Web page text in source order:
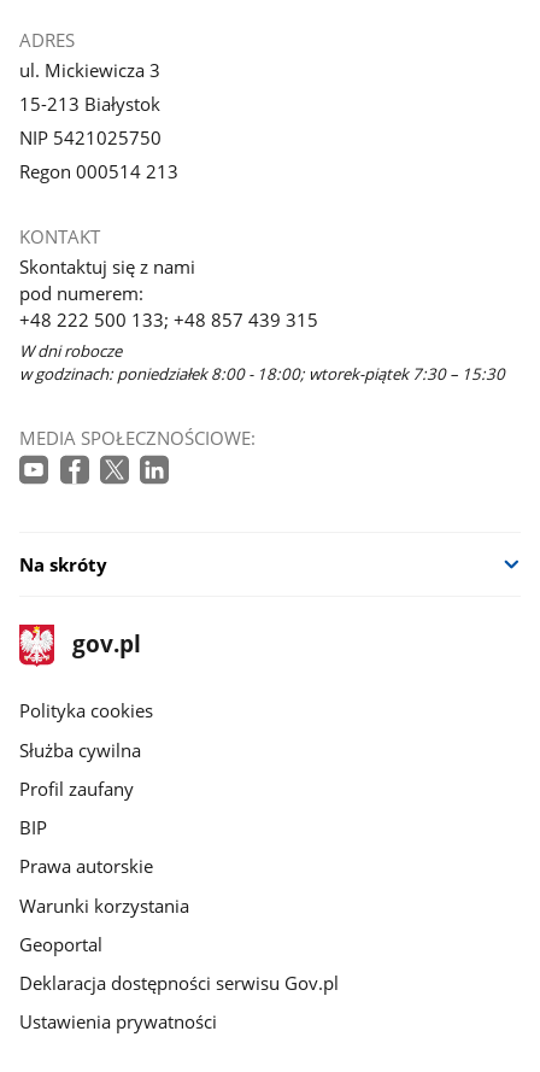
ADRES
ul. Mickiewicza 3
15-213 Białystok
NIP 5421025750
Regon 000514 213
KONTAKT
Skontaktuj się z nami
pod numerem:
+48 222 500 133; +48 857 439 315
W dni robocze
w godzinach: poniedziałek 8:00 - 18:00; wtorek-piątek 7:30 – 15:30
MEDIA SPOŁECZNOŚCIOWE:
Na skróty
stopka
gov.pl
Strona
gov.pl
gov.pl
Polityka cookies
Służba cywilna
Profil zaufany
BIP
Prawa autorskie
Warunki korzystania
Geoportal
Deklaracja dostępności serwisu Gov.pl
Ustawienia prywatności